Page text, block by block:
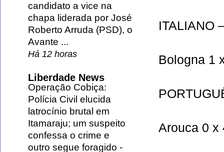
ITALIANO
Bologna 1
Arouca 0 x
candidato a vice na
chapa liderada por José
Roberto Arruda (PSD), o
Avante ...
Há 12 horas
Liberdade News
Operação Cobiça:
Polícia Civil elucida
latrocínio brutal em
Itamaraju; um suspeito
confessa o crime e
outro segue foragido -